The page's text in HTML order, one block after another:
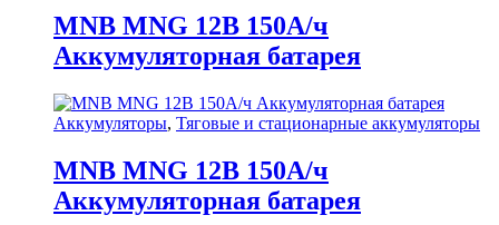
MNB MNG 12В 150А/ч
Аккумуляторная батарея
Аккумуляторы, Тяговые и стационарные аккумуляторы
MNB MNG 12В 150А/ч
Аккумуляторная батарея